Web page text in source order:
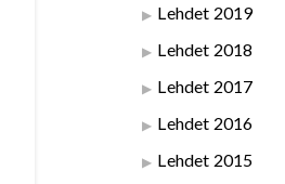
Lehdet 2019
Lehdet 2018
Lehdet 2017
Lehdet 2016
Lehdet 2015